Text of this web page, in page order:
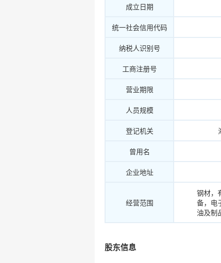
成立日期
统一社会信用代码
纳税人识别号
工商注册号
营业期限
人员规模
登记机关
曾用名
企业地址
经营范围
钢材，
备，电
油及制
股东信息